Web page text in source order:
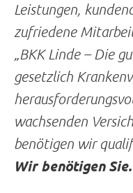
Leistungen,
zufriedene
„BKK Linde – Die
gesetzlich
wachsenden
benötigen wir
Wir benötigen Sie.